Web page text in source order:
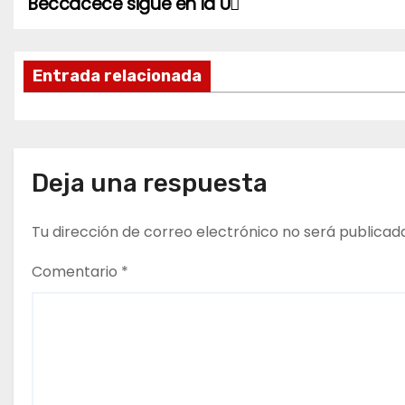
N
v
a
c
i
Entrada relacionada
Deja una respuesta
Tu dirección de correo electrónico no será
Comentario *